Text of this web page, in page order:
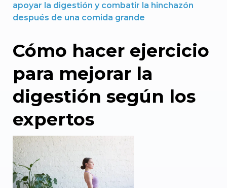
apoyar la digestión y combatir la hinchazón
después de una comida grande
Cómo hacer ejercicio
para mejorar la
digestión según los
expertos